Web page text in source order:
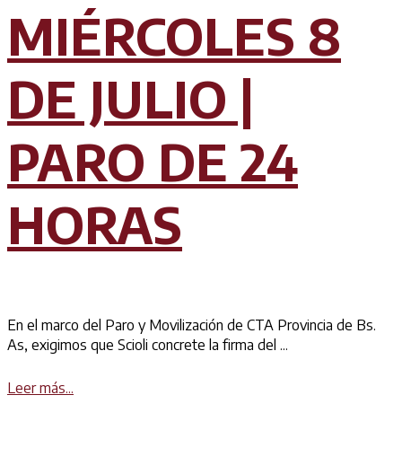
MIÉRCOLES 8
DE JULIO |
PARO DE 24
HORAS
En el marco del Paro y Movilización de CTA Provincia de Bs.
As, exigimos que Scioli concrete la firma del ...
Leer más...